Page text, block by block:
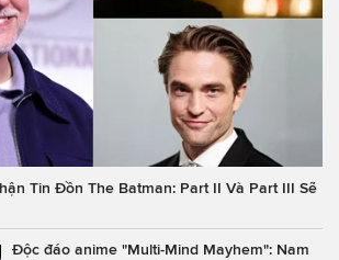
Tin Đồn The Batman: Part II Và Part III Sẽ
Độc đáo anime "Multi-Mind Mayhem": Nam